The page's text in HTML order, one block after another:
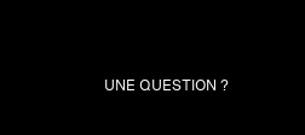
UNE QUESTION ?